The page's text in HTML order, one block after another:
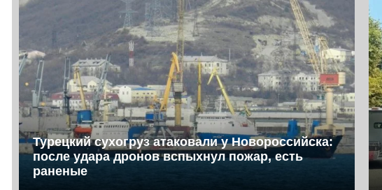
Турецкий сухогруз атаковали у Новороссийска:
после удара дронов вспыхнул пожар, есть
раненые